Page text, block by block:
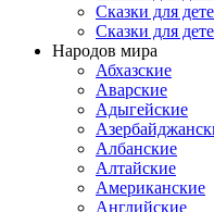
Сказки для
Сказки для
Народов мира
Абхазские
Аварские
Адыгейские
Албанские
Алтайские
Американские
Английские